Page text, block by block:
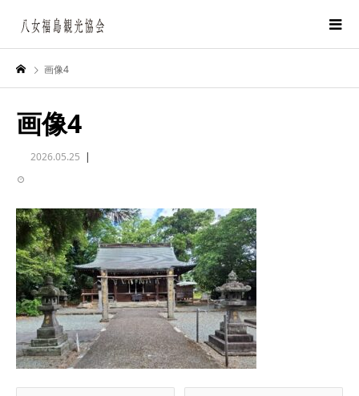
画像4
画像4
2026.05.25